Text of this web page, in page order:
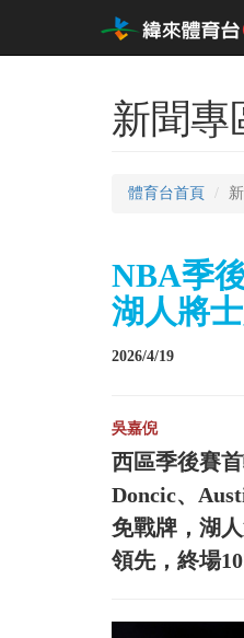
新聞專
體育台首頁
NBA季
湖人將
2026/4/19
吳嘉倪
西區季後賽
Doncic、
免戰牌，湖
領先，終場